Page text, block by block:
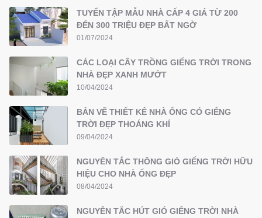
TUYỂN TẬP MẪU NHÀ CẤP 4 GIÁ TỪ 200
ĐẾN 300 TRIỆU ĐẸP BẤT NGỜ
01/07/2024
CÁC LOẠI CÂY TRỒNG GIẾNG TRỜI TRONG
NHÀ ĐẸP XANH MƯỚT
10/04/2024
BẢN VẼ THIẾT KẾ NHÀ ỐNG CÓ GIẾNG
TRỜI ĐẸP THOÁNG KHÍ
09/04/2024
NGUYÊN TẮC THÔNG GIÓ GIẾNG TRỜI HỮU
HIỆU CHO NHÀ ỐNG ĐẸP
08/04/2024
NGUYÊN TẮC HÚT GIÓ GIẾNG TRỜI NHÀ